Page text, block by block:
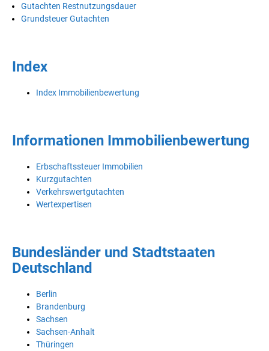
Gutachten Restnutzungsdauer
Grundsteuer Gutachten
Index
Index Immobilienbewertung
Informationen Immobilienbewertung
Erbschaftssteuer Immobilien
Kurzgutachten
Verkehrswertgutachten
Wertexpertisen
Bundesländer und Stadtstaaten
Deutschland
Berlin
Brandenburg
Sachsen
Sachsen-Anhalt
Thüringen